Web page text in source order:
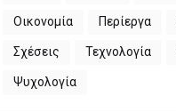
Οικονομία Περίεργα
Σχέσεις Τεχνολογία
Ψυχολογία